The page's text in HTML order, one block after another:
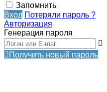
Запомнить
Вход Потеряли пароль ?
Авторизация
Генерация пароля
Получить новый пароль